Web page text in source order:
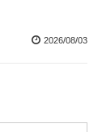
2026/08/03